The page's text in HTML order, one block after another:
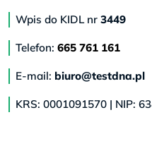
Wpis do KIDL nr 3449
Telefon: 665 761 161
E-mail: biuro@testdna.pl
KRS: 0001091570 | NIP: